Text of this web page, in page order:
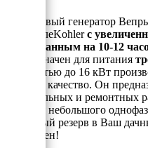
Бензиновый генератор
двигаталеKohlerc
рассчитанным на 10-12
предназначен для питания
мощностью до 16 кВт
высокое качество. Он
строительных и ремонтных
питания небольшого
надёжный резерв в Ваш
и надёжен!